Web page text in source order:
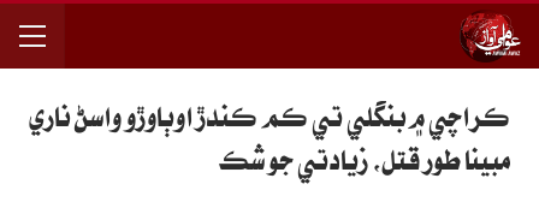
ڪراچي ۾ بنگلي تي ڪم ڪندڙ اوٻاوڙو واسڻ ناري
مبينا طور قتل، زيادتي جو شڪ